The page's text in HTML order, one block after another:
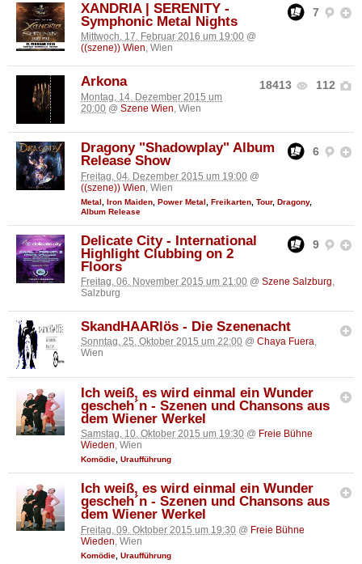
7
XANDRIA | SERENITY -
Symphonic Metal Nights
Mittwoch, 17. Februar 2016 um 19:00 @
((szene)) Wien, Wien
18413 112
Arkona
Montag, 14. Dezember 2015 um
20:00 @ Szene Wien , Wien
6
Dragony "Shadowplay" Album
Release Show
Freitag, 04. Dezember 2015 um 19:00 @
((szene)) Wien , Wien
Metal Iron Maiden Power Metal Freikarten Tour, Dragony,
Album Release
9
Delicate City - International
Highlight Clubbing on 2
Floors
Freitag, 06. November 2015 um 21:00 @ Szene Salzburg,
Salzburg
SkandHAARlös - Die Szenenacht
Sonntag, 25. Oktober 2015 um 22:00 @ Chaya Fuera,
Wien
Ich weiß, es wird einmal ein Wunder
gescheh´n - Szenen und Chansons aus
dem Wiener Werkel
Samstag, 10. Oktober 2015 um 19:30 @ Freie Bühne
Wieden, Wien
Komödie, Uraufführung
Ich weiß, es wird einmal ein Wunder
gescheh´n - Szenen und Chansons aus
dem Wiener Werkel
Freitag, 09. Oktober 2015 um 19:30 @ Freie Bühne
Wieden, Wien
Komödie Uraufführung